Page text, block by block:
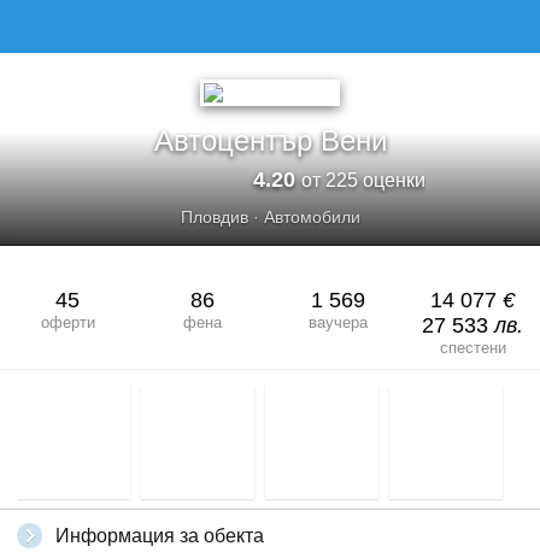
Автоцентър Вени
4.20от 225 оценки
Пловдив·Автомобили
45
оферти
86
фена
1 569
ваучера
14 077 €
27 533лв.
спестени
Информация за обекта